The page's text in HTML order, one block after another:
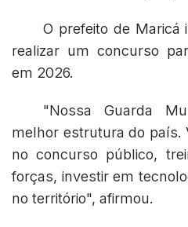
O prefeito de Maricá
realizar um concurso
em 2026.
"Nossa Guarda
melhor estrutura do país.
no concurso público,
forças, investir em
no território", afirmou.